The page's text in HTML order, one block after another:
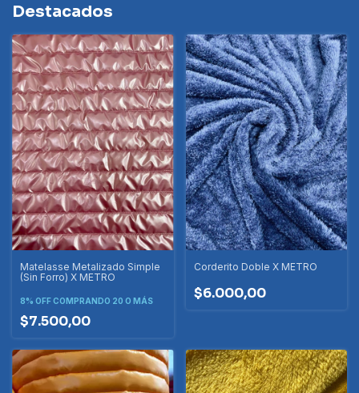
Destacados
Matelasse Metalizado Simple
(Sin Forro) X METRO
8% OFFCOMPRANDO 20 O MÁS
$7.500,00
Corderito Doble X METRO
$6.000,00